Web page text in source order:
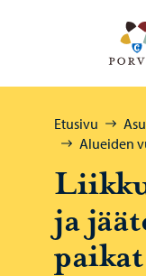
Selaa:
Etusivu
Alueiden
ja
pai­kat